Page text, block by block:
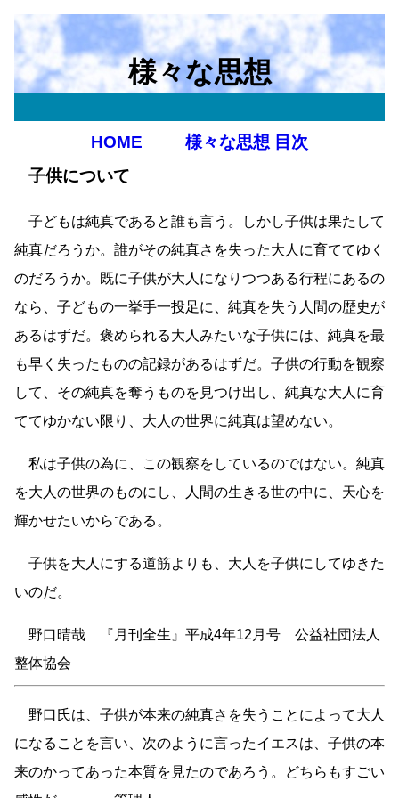
様々な思想
HOME
様々な思想 目次
子供について
子どもは純真であると誰も言う。しかし子供は果たして
純真だろうか。誰がその純真さを失った大人に育ててゆく
のだろうか。既に子供が大人になりつつある行程にあるの
なら、子どもの一挙手一投足に、純真を失う人間の歴史が
あるはずだ。褒められる大人みたいな子供には、純真を最
も早く失ったものの記録があるはずだ。子供の行動を観察
して、その純真を奪うものを見つけ出し、純真な大人に育
ててゆかない限り、大人の世界に純真は望めない。
私は子供の為に、この観察をしているのではない。純真
を大人の世界のものにし、人間の生きる世の中に、天心を
輝かせたいからである。
子供を大人にする道筋よりも、大人を子供にしてゆきた
いのだ。
野口晴哉 『月刊全生』平成4年12月号 公益社団法人
整体協会
野口氏は、子供が本来の純真さを失うことによって大人
になることを言い、次のように言ったイエスは、子供の本
来のかってあった本質を見たのであろう。どちらもすごい